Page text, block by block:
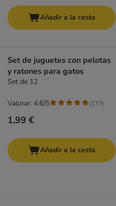
Añadir a la cesta
Set de juguetes con pelotas
y ratones para gatos
Set de 12
1,99 €
Valorar: 4.6/5 (177)
Añadir a la cesta